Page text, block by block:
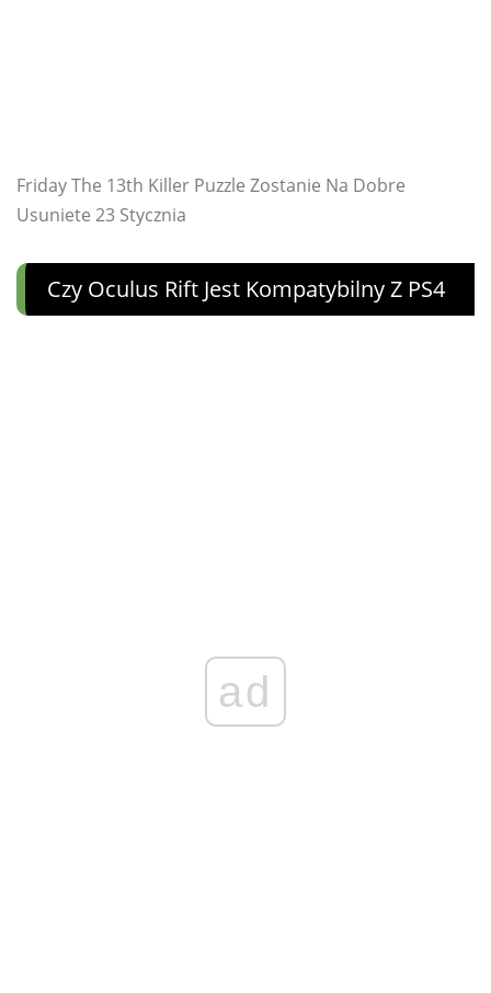
Friday The 13th Killer Puzzle Zostanie Na Dobre
Usuniete 23 Stycznia
Czy Oculus Rift Jest Kompatybilny Z PS4
ad